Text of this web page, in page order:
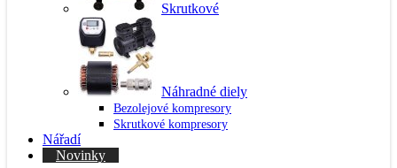
Skrutkové
Náhradné diely
Bezolejové kompresory
Skrutkové kompresory
Nářadí
Novinky